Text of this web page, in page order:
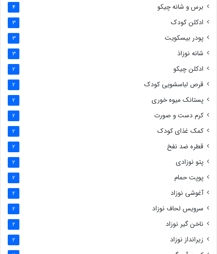
برس و شانه چیکو 4
ادکلن کودک 3
پودر بیسکویت 3
شانه نوزاذ 3
ادکلن چیکو 2
قرص لباسشویی کودک 2
پستانک میوه خوری 2
کرم دست و صورت 2
کمک غذای کودک 2
قطره ضد نفخ 2
پتو نوزادی 2
پوپت حمام 2
آغوشی نوزاد 2
سرویس لحاف نوزاد 2
ناخن گیر نوزاد 2
زیرانداز نوزاد 2